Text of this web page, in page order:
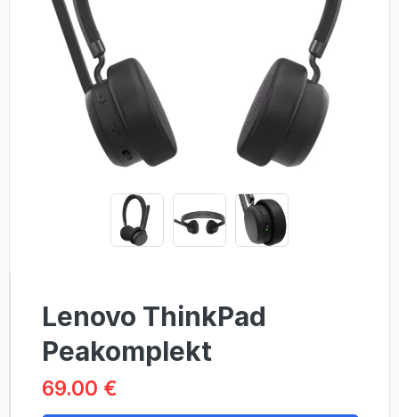
Lenovo ThinkPad
Peakomplekt
69.00 €